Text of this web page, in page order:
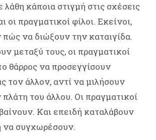
κάποια στιγμή στις σχέσεις
οι πραγματικοί φίλοι. Εκείνοι,
να διώξουν την καταιγίδα.
μεταξύ τους, οι πραγματικοί
θάρρος να προσεγγίσουν
τον άλλον, αντί να μιλήσουν
του άλλου. Οι πραγματικοί
Και επειδή καταλάβουν
να συγχωρέσουν.